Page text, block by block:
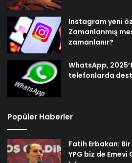
Instagram yeni
Zamanlanmış
zamanlanır?
WhatsApp,
telefonlarda
Popüler Haberler
Fatih Erbakan:
YPG biz de